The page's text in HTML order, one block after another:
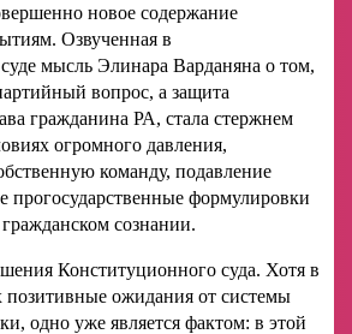
новое содержание
Озвученная в
мысль Элинара Варданяна о том,
вопрос, а защита
гражданина РА, стала стержнем
огромного давления,
команду, подавление
прогосударственные формулировки
сознании.
Конституционного суда. Хотя в
ожидания от системы
одно уже является фактом: в этой